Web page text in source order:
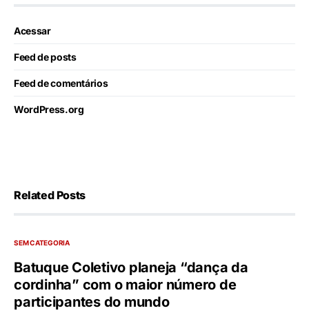
Acessar
Feed de posts
Feed de comentários
WordPress.org
Related Posts
SEM CATEGORIA
Batuque Coletivo planeja “dança da
cordinha” com o maior número de
participantes do mundo